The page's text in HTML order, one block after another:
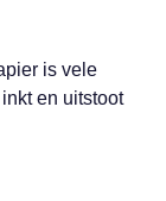
is vele
en uitstoot